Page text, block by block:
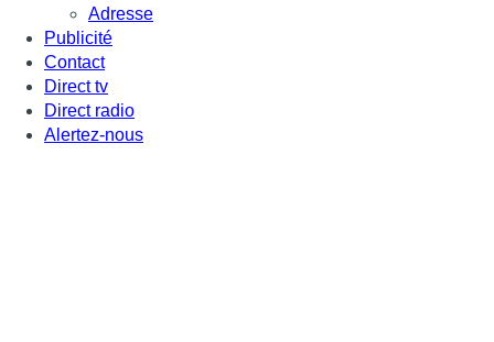
Adresse
Publicité
Contact
Direct tv
Direct radio
Alertez-nous